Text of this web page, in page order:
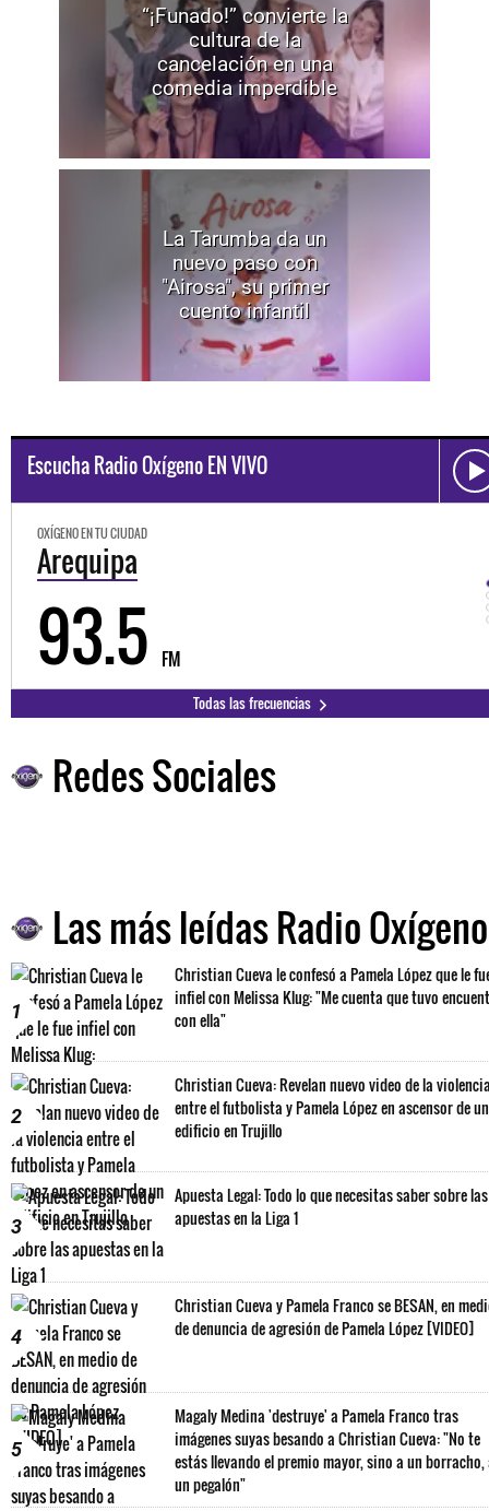
“¡Funado!” convierte la
cultura de la
cancelación en una
comedia imperdible
La Tarumba da un
nuevo paso con
"Airosa", su primer
cuento infantil
Escucha Radio Oxígeno EN VIVO
Todas las frecuencias
Redes Sociales
Las más leídas Radio Oxígeno
1
Christian Cueva le confesó a Pamela López que le
infiel con Melissa Klug: "Me cuenta que tuvo
con ella"
2
Christian Cueva: Revelan nuevo video de la
entre el futbolista y Pamela López en ascensor de un
edificio en Trujillo
3
Apuesta Legal: Todo lo que necesitas saber sobre las
apuestas en la Liga 1
4
Christian Cueva y Pamela Franco se BESAN, en
de denuncia de agresión de Pamela López [VIDEO]
5
Magaly Medina 'destruye' a Pamela Franco tras
imágenes suyas besando a Christian Cueva: "No te
estás llevando el premio mayor, sino a un borracho,
un pegalón"